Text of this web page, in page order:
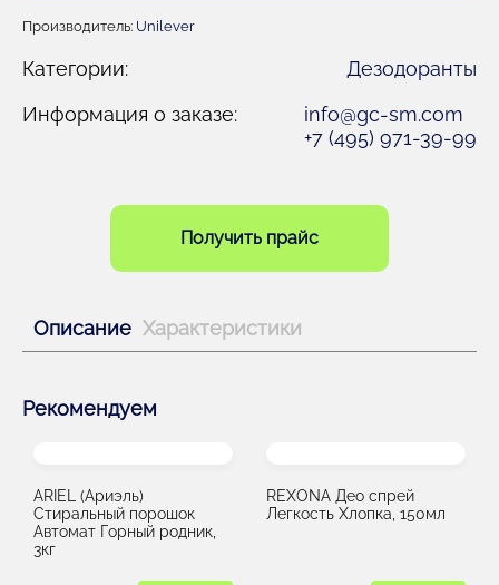
Производитель: Unilever
Категории:
Дезодоранты
Информация о заказе:
info@gc-sm.com
+7 (495) 971-39-99
Получить прайс
Описание Характеристики
Рекомендуем
ARIEL (Ариэль)
Стиральный порошок
Автомат Горный родник,
3кг
REXONA Део спрей
Легкость Хлопка, 150мл